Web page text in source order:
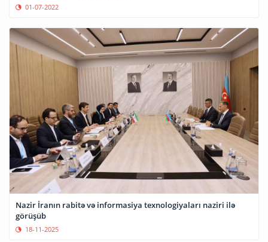
01-07-2022
Nazir İranın rabitə və informasiya texnologiyaları naziri ilə
görüşüb
18-11-2025